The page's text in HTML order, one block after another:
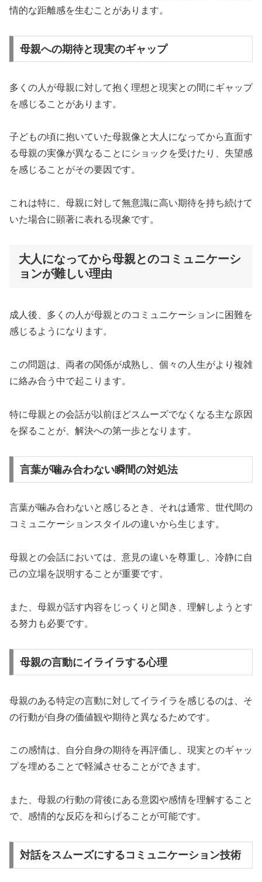
情的な距離感を生むことがあります。
母親への期待と現実のギャップ
多くの人が母親に対して抱く理想と現実との間にギャップ
を感じることがあります。
子どもの頃に抱いていた母親像と大人になってから直面す
る母親の実像が異なることにショックを受けたり、失望感
を感じることがその要因です。
これは特に、母親に対して無意識に高い期待を持ち続けて
いた場合に顕著に表れる現象です。
大人になってから母親とのコミュニケーシ
ョンが難しい理由
成人後、多くの人が母親とのコミュニケーションに困難を
感じるようになります。
この問題は、両者の関係が成熟し、個々の人生がより複雑
に絡み合う中で起こります。
特に母親との会話が以前ほどスムーズでなくなる主な原因
を探ることが、解決への第一歩となります。
言葉が噛み合わない瞬間の対処法
言葉が噛み合わないと感じるとき、それは通常、世代間の
コミュニケーションスタイルの違いから生じます。
母親との会話においては、意見の違いを尊重し、冷静に自
己の立場を説明することが重要です。
また、母親が話す内容をじっくりと聞き、理解しようとす
る努力も必要です。
母親の言動にイライラする心理
母親のある特定の言動に対してイライラを感じるのは、そ
の行動が自身の価値観や期待と異なるためです。
この感情は、自分自身の期待を再評価し、現実とのギャッ
プを埋めることで軽減させることができます。
また、母親の行動の背後にある意図や感情を理解すること
で、感情的な反応を和らげることが可能です。
対話をスムーズにするコミュニケーション技術